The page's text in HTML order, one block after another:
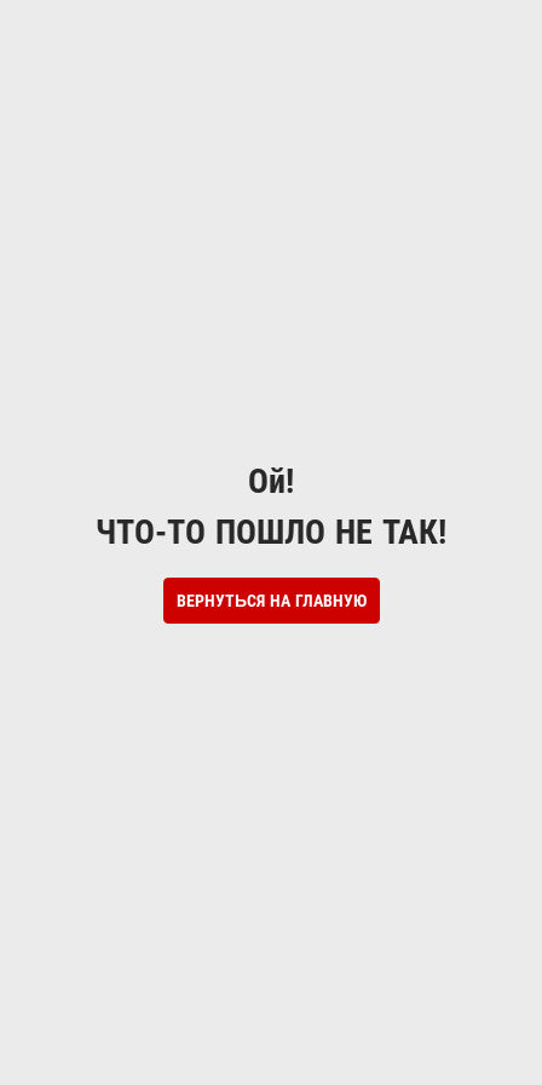
Ой!
ЧТО-ТО ПОШЛО НЕ ТАК!
ВЕРНУТЬСЯ НА ГЛАВНУЮ